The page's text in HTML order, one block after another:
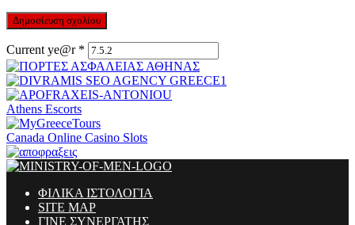
Current ye@r *
Athens Escorts
Canada Online Casino Slots
ΦΙΛΙΚΑ ΙΣΤΟΛΟΓΙΑ
SITE MAP
ΓΙΝΕ ΣΥΝΕΡΓΑΤΗΣ